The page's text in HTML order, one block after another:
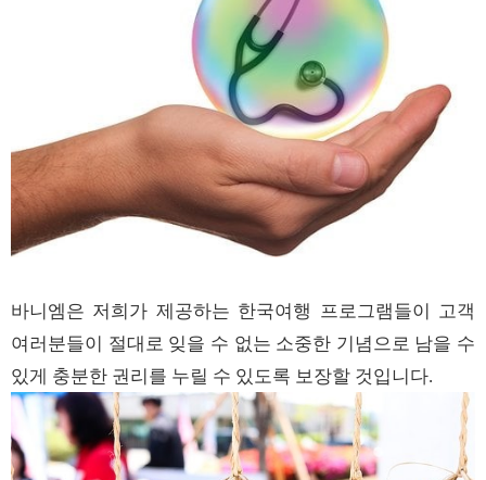
바니엠은 저희가 제공하는 한국여행 프로그램들이 고객
여러분들이 절대로 잊을 수 없는 소중한 기념으로 남을 수
있게 충분한 권리를 누릴 수 있도록 보장할 것입니다.